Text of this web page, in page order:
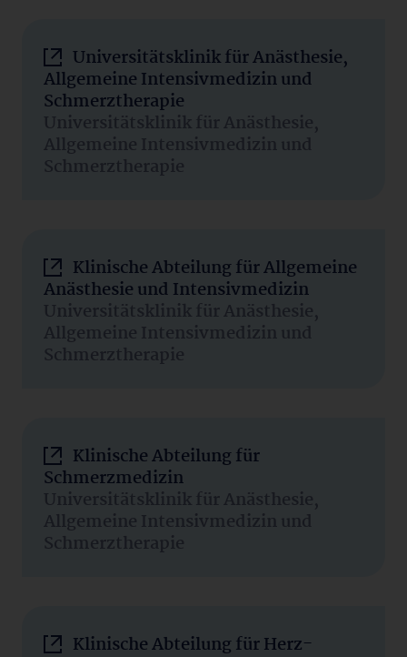
Universitätsklinik für Anästhesie,
Allgemeine Intensivmedizin und
Schmerztherapie
Universitätsklinik für Anästhesie,
Allgemeine Intensivmedizin und
Schmerztherapie
Klinische Abteilung für Allgemeine
Anästhesie und Intensivmedizin
Universitätsklinik für Anästhesie,
Allgemeine Intensivmedizin und
Schmerztherapie
Klinische Abteilung für
Schmerzmedizin
Universitätsklinik für Anästhesie,
Allgemeine Intensivmedizin und
Schmerztherapie
Klinische Abteilung für Herz-